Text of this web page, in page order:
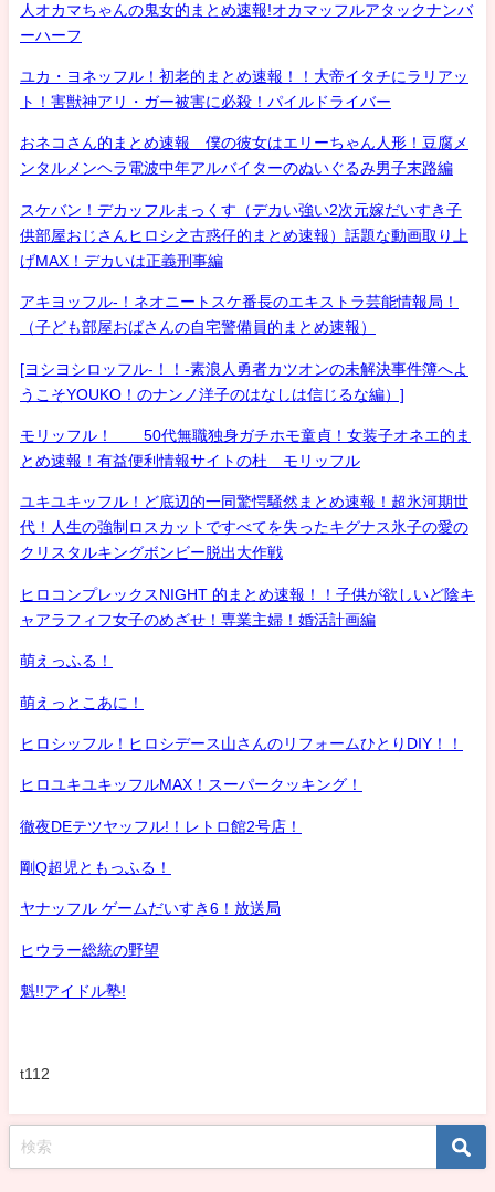
人オカマちゃんの鬼女的まとめ速報!オカマッフルアタックナンバ
ーハーフ
ユカ・ヨネッフル！初老的まとめ速報！！大帝イタチにラリアッ
ト！害獣神アリ・ガー被害に必殺！パイルドライバー
おネコさん的まとめ速報 僕の彼女はエリーちゃん人形！豆腐メ
ンタルメンヘラ電波中年アルバイターのぬいぐるみ男子末路編
スケバン！デカッフルまっくす（デカい強い2次元嫁だいすき子
供部屋おじさんヒロシ之古惑仔的まとめ速報）話題な動画取り上
げMAX！デカいは正義刑事編
アキヨッフル-！ネオニートスケ番長のエキストラ芸能情報局！
（子ども部屋おばさんの自宅警備員的まとめ速報）
[ヨシヨシロッフル-！！-素浪人勇者カツオンの未解決事件簿へよ
うこそYOUKO！のナンノ洋子のはなしは信じるな編）]
モリッフル！ 50代無職独身ガチホモ童貞！女装子オネエ的ま
とめ速報！有益便利情報サイトの杜 モリッフル
ユキユキッフル！ど底辺的一同驚愕騒然まとめ速報！超氷河期世
代！人生の強制ロスカットですべてを失ったキグナス氷子の愛の
クリスタルキングボンビー脱出大作戦
ヒロコンプレックスNIGHT 的まとめ速報！！子供が欲しいど陰キ
ャアラフィフ女子のめざせ！専業主婦！婚活計画編
萌えっふる！
萌えっとこあに！
ヒロシッフル！ヒロシデース山さんのリフォームひとりDIY！！
ヒロユキユキッフルMAX！スーパークッキング！
徹夜DEテツヤッフル!！レトロ館2号店！
剛Q超児ともっふる！
ヤナッフル ゲームだいすき6！放送局
ヒウラー総統の野望
魁!!アイドル塾!
t112